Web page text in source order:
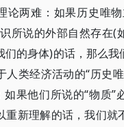
论两难：如果历史唯
所说的外部自然存在(
们的身体)的话，那么我
人类经济活动的“历史
如果他们所说的“物质”
重新理解的话，我们就